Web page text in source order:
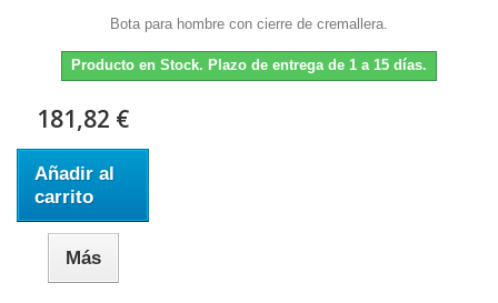
Bota para hombre con cierre de cremallera.
Producto en Stock. Plazo de entrega de 1 a 15 días.
181,82 €
Añadir al
carrito
Más